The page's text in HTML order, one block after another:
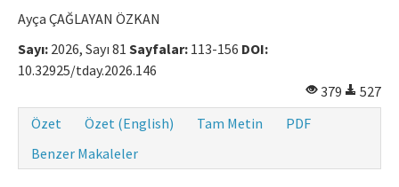
Ayça ÇAĞLAYAN ÖZKAN
Sayı: 2026, Sayı 81 Sayfalar: 113-156 DOI:
10.32925/tday.2026.146
379
527
Özet
Özet (English) Tam Metin
PDF
Benzer Makaleler